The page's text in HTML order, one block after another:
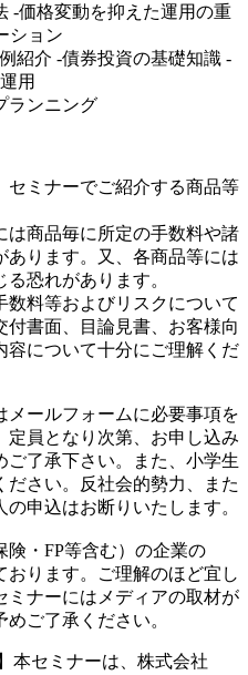
-価格変動を抑えた運用の重
ション
紹介 -債券投資の基礎知識 -
用
ランニング
セミナーでご紹介する商品等
は商品毎に所定の手数料や諸
ります。又、各商品等には
恐れがあります。
料等およびリスクについて
書面、目論見書、お客様向
容について十分にご理解くだ
ールフォームに必要事項を
定員となり次第、お申し込み
ご了承下さい。また、小学生
ださい。反社会的勢力、また
申込はお断りいたします。
険・FP等含む）の企業の
ります。ご理解のほど宜し
ミナーにはメディアの取材が
ご了承ください。
本セミナーは、株式会社